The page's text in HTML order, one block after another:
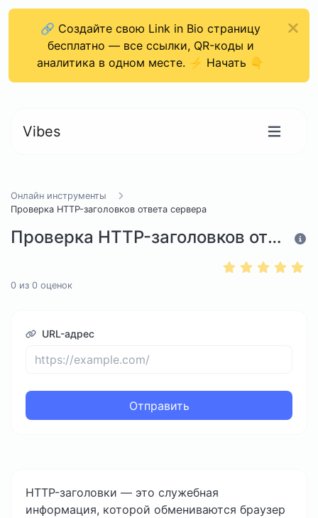
🔗 Создайте свою Link in Bio страницу
бесплатно — все ссылки, QR-коды и
аналитика в одном месте. ⚡ Начать 👇
Vibes
Онлайн инструменты
Проверка HTTP-заголовков ответа сервера
Проверка HTTP-заголовков ответа сервера
0 из 0 оценок
URL-адрес
Отправить
HTTP-заголовки — это служебная
информация, которой обмениваются браузер